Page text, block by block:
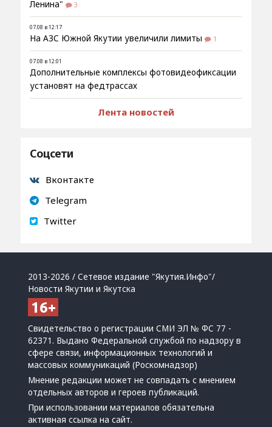
Ленина"
3
07.08 в 12:17
На АЗС Южной Якутии увеличили лимиты 1
07.08 в 12:01
Дополнительные комплексы фотовидеофиксации
установят на федтрассах
Лента новостей
Соцсети
Вконтакте
Telegram
Twitter
2013-2026 / Сетевое издание "Якутия.Инфо"/
Новости Якутии и Якутска
Свидетельство о регистрации СМИ ЭЛ № ФС 77 -
62371. Выдано Федеральной службой по надзору в
сфере связи, информационных технологий и
массовых коммуникаций (Роскомнадзор)
Мнение редакции может не совпадать с мнением
отдельных авторов и героев публикаций.
При использовании материалов обязательна
активная ссылка на сайт.